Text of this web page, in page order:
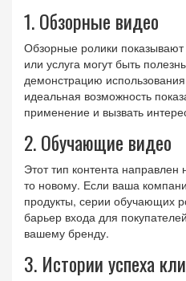
1. Обзорные видео
Обзорные ролики
или услуга могут быть
демонстрацию
идеальная возможность
применение и вызвать
2. Обучающие видео
Этот тип контента
то новому. Если ваша
продукты, серии обучающих
барьер входа для
вашему бренду.
3. Истории успеха